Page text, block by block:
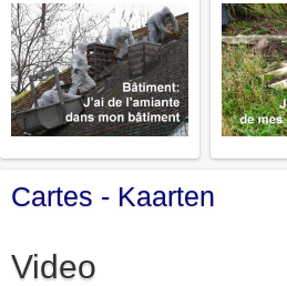
Cartes - Kaarten
Video